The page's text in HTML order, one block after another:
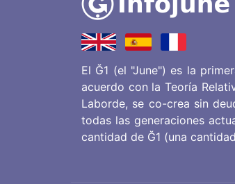
El Ğ1 (el "June") es la
acuerdo con la Teoría
Laborde, se co-crea sin
todas las generaciones
cantidad de Ğ1 (una